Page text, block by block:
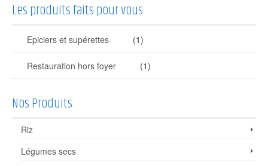
Les produits faits pour vous
Epiciers et supérettes (1)
Restauration hors foyer (1)
Nos Produits
Riz
Légumes secs